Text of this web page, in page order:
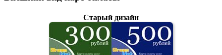
Старый дизайн